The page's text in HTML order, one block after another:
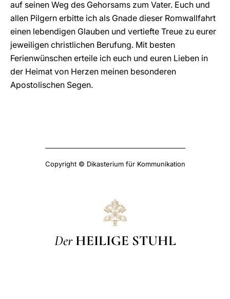
auf seinen Weg des Gehorsams zum Vater. Euch und
allen Pilgern erbitte ich als Gnade dieser Romwallfahrt
einen lebendigen Glauben und vertiefte Treue zu eurer
jeweiligen christlichen Berufung. Mit besten
Ferienwünschen erteile ich euch und euren Lieben in
der Heimat von Herzen meinen besonderen
Apostolischen Segen.
Copyright © Dikasterium für Kommunikation
Der HEILIGE STUHL